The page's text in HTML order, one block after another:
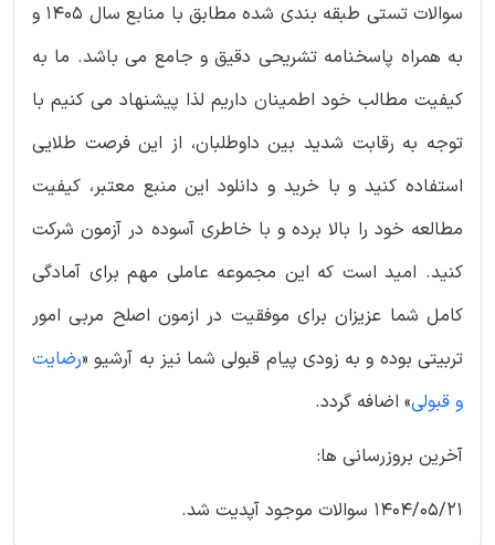
سوالات تستی طبقه بندی شده مطابق با منابع سال 1405 و
به همراه پاسخنامه تشریحی دقیق و جامع می باشد. ما به
کیفیت مطالب خود اطمینان داریم لذا پیشنهاد می کنیم با
توجه به رقابت شدید بین داوطلبان، از این فرصت طلایی
استفاده کنید و با خرید و دانلود این منبع معتبر، کیفیت
مطالعه خود را بالا برده و با خاطری آسوده در آزمون شرکت
کنید. امید است که این مجموعه عاملی مهم برای آمادگی
کامل شما عزیزان برای موفقیت در ازمون اصلح مربی امور
تربیتی بوده و به زودی پیام قبولی شما نیز به آرشیو «رضایت
و قبولی» اضافه گردد.
آخرین بروزرسانی ها:
1404/05/21 سوالات موجود آپدیت شد.